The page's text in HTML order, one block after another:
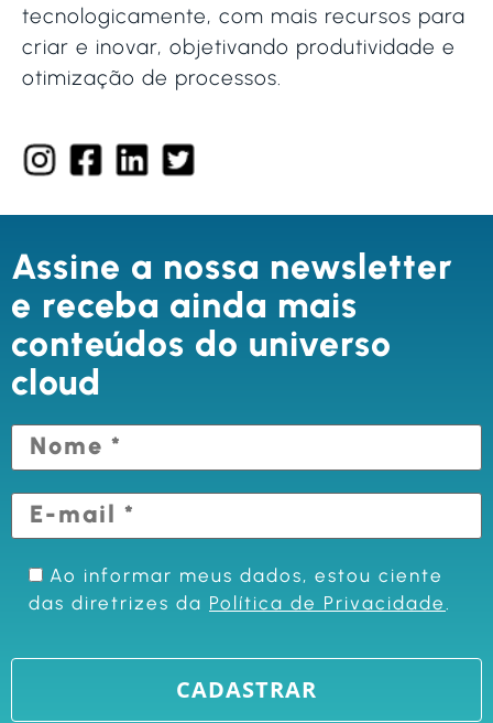
tecnologicamente, com mais recursos para
criar e inovar, objetivando produtividade e
otimização de processos.
Assine a nossa newsletter
e receba ainda mais
conteúdos do universo
cloud
Ao informar meus dados, estou ciente
das diretrizes da Política de Privacidade.